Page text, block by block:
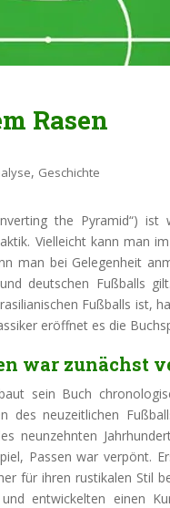
Rasen
, Geschichte
the Pyramid“) ist
Vielleicht kann man
man bei Gelegenheit
deutschen Fußballs
Fußballs ist,
eröffnet es die
war zunächst
sein Buch
des neuzeitlichen
neunzehnten
Passen war verpönt.
für ihren rustikalen Stil
entwickelten einen